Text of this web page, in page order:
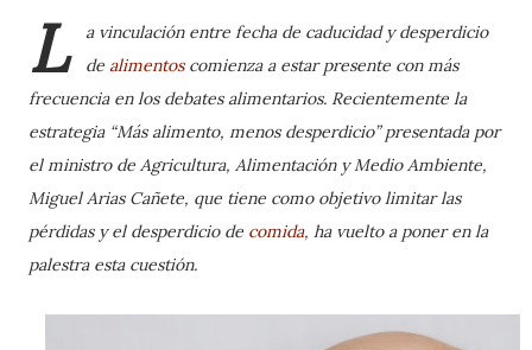
L
a vinculación entre fecha de caducidad y desperdicio
de alimentoscomienza a estar presente con más
frecuencia en los debates alimentarios. Recientemente la
estrategia “Más alimento, menos desperdicio”presentada por
elministro de Agricultura, Alimentación y Medio Ambiente,
Miguel Arias Cañete, que tiene como objetivo limitar las
pérdidas y el desperdicio de comida, ha vuelto a poner en la
palestra esta cuestión.